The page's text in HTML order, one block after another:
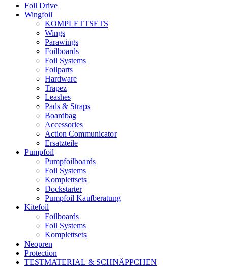
Foil Drive
Wingfoil
KOMPLETTSETS
Wings
Parawings
Foilboards
Foil Systems
Foilparts
Hardware
Trapez
Leashes
Pads & Straps
Boardbag
Accessories
Action Communicator
Ersatzteile
Pumpfoil
Pumpfoilboards
Foil Systems
Komplettsets
Dockstarter
Pumpfoil Kaufberatung
Kitefoil
Foilboards
Foil Systems
Komplettsets
Neopren
Protection
TESTMATERIAL & SCHNÄPPCHEN